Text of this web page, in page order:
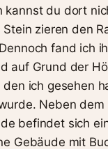
kannst du dort
Stein zieren den
fand ich
auf Grund der
den ich gesehen
Neben dem
befindet sich
Gebäude mit